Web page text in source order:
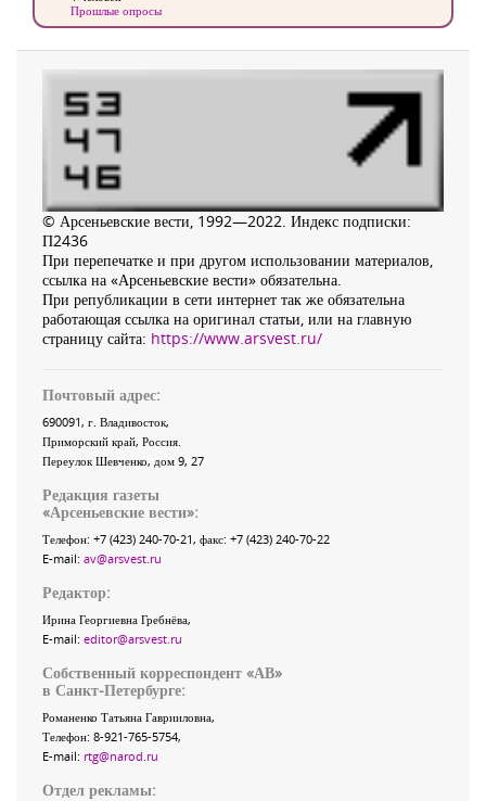
Прошлые опросы
© Арсеньевские вести, 1992—2022. Индекс подписки:
П2436
При перепечатке и при другом использовании материалов,
ссылка на «Арсеньевские вести» обязательна.
При републикации в сети интернет так же обязательна
работающая ссылка на оригинал статьи, или на главную
страницу сайта: https://www.arsvest.ru/
Почтовый адрес:
690091, г. Владивосток,
Приморский край, Россия
Переулок Шевченко, дом 9, 27
Редакция газеты
«Арсеньевские вести»:
Телефон: +7 (423) 240-70-21, факс: +7 (423) 240-70-22
E-mail: av@arsvest.ru
Редактор:
Ирина Георгиевна Гребнёва,
E-mail: editor@arsvest.ru
Собственный корреспондент «АВ»
в Санкт-Петербурге:
Романенко Татьяна Гаврииловна,
Телефон: 8-921-765-5754,
E-mail: rtg@narod.ru
Отдел рекламы: